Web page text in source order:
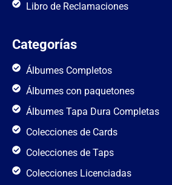
Libro de Reclamaciones
Categorías
Álbumes Completos
Álbumes con paquetones
Álbumes Tapa Dura Completas
Colecciones de Cards
Colecciones de Taps
Colecciones Licenciadas